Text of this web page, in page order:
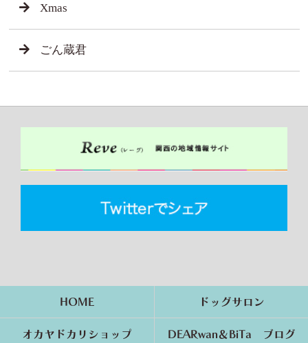
Xmas
ごん蔵君
HOME ドッグサロン
オカヤドカリショップ DEARwan＆BiTa ブログ